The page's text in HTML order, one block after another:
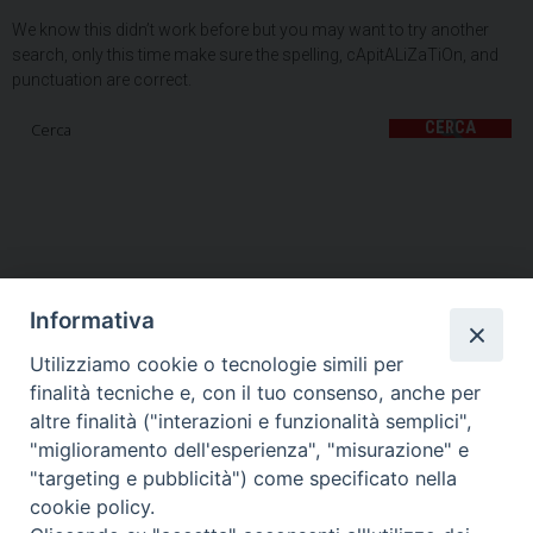
We know this didn’t work before but you may want to try another
search, only this time make sure the spelling, cApitALiZaTiOn, and
punctuation are correct.
CERCA
HOME VESCOVO ORARI MESSE
CURIA VESCOVILE
TUTELA MINORI
UFFICI PASTORALI PERSONE
VITA CONSACRATA
DOCUMENTI
CONTATTI
Copyright © 2018 Diocesi di Foligno /Curia . Piazza Mons. Faloci 3 - 06034
Informativa
Utilizziamo cookie o tecnologie simili per
finalità tecniche e, con il tuo consenso, anche per
altre finalità ("interazioni e funzionalità semplici",
"miglioramento dell'esperienza", "misurazione" e
"targeting e pubblicità") come specificato nella
cookie policy.